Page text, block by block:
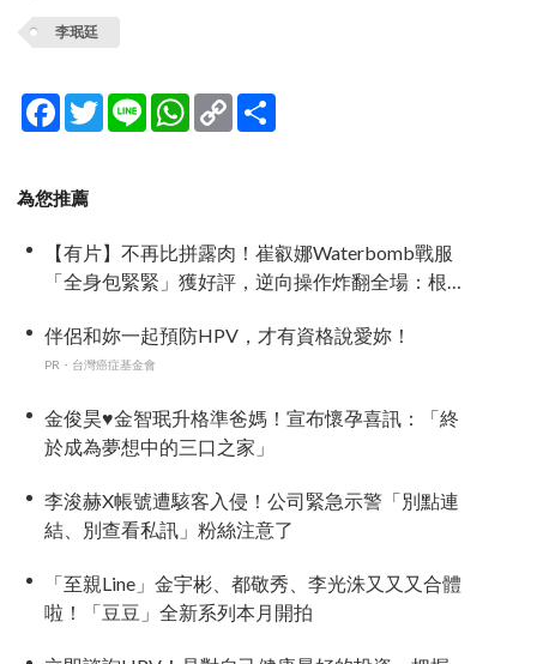
李珉廷
Facebook
TwitterLine WhatsApp
Copy
Link
為您推薦
【有片】不再比拼露肉！崔叡娜Waterbomb戰服
「全身包緊緊」獲好評，逆向操作炸翻全場：根
伴侶和妳一起預防HPV，才有資格說愛妳！
PR・台灣癌症基金會
金俊昊♥金智珉升格準爸媽！宣布懷孕喜訊：「終
於成為夢想中的三口之家」
李浚赫X帳號遭駭客入侵！公司緊急示警「別點連
結、別查看私訊」粉絲注意了
「至親Line」金宇彬、都敬秀、李光洙又又又合體
啦！「豆豆」全新系列本月開拍